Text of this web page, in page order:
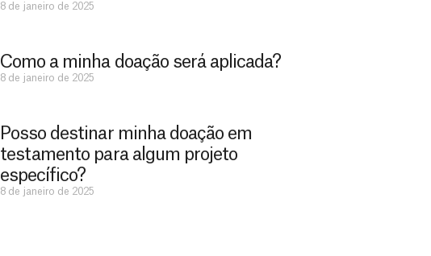
8 de janeiro de 2025
Como a minha doação será aplicada?
8 de janeiro de 2025
Posso destinar minha doação em
testamento para algum projeto
específico?
8 de janeiro de 2025